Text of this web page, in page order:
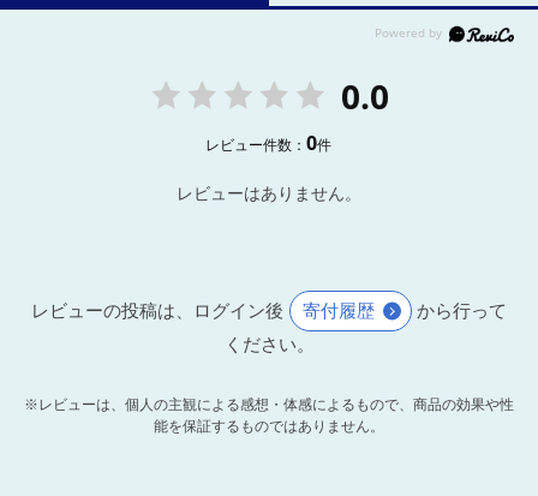
0.0
レビュー件数：0件
レビューはありません。
レビューの投稿は、ログイン後 寄付履歴
から行って
ください。
※レビューは、個人の主観による感想・体感によるもので、商品の効果や性
能を保証するものではありません。